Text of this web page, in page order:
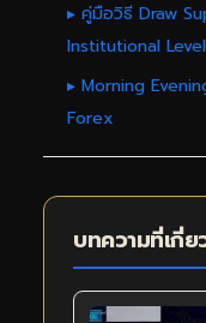
▸ คู่มือวิธี Draw
Institutional
▸ Morning
Forex
บทความที่เกี่